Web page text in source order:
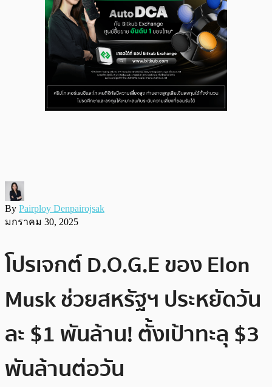
By Pairploy Denpairojsak
มกราคม 30, 2025
โปรเจกต์ D.O.G.E ของ Elon
Musk ช่วยสหรัฐฯ ประหยัดวัน
ละ $1 พันล้าน! ตั้งเป้าทะลุ $3
พันล้านต่อวัน